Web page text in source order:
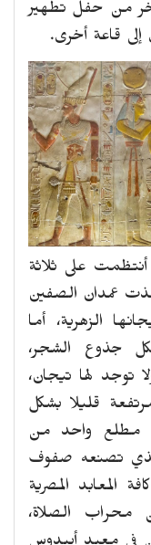
من حفل تطهير
إلى قاعة أخرى.
فتضم 36 عامودا أنتظمت على ثلاثة
أتخذت عمدان الصفين
الزهرية، أما
جذوع الشجر،
توجد لها تيجان،
قليلا بشكل
مطلع واحد من
تصنعه صفوف
المعابد المصرية
محراب الصلاة،